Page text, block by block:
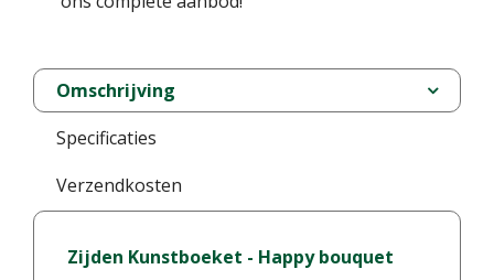
Omschrijving
Specificaties
Verzendkosten
Zijden Kunstboeket - Happy bouquet